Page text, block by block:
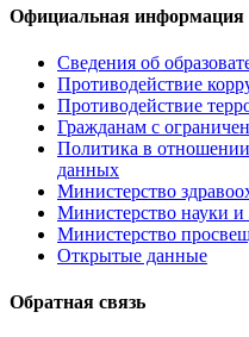
Официальная информация
Сведения об
Противодействие
Противодействие
Гражданам с
Политика в
данных
Министерство
Министерство науки
Министерство
Открытые данные
Обратная связь